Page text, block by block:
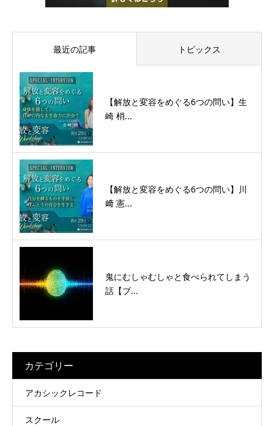
最近の記事 トピックス
【解放と変容をめぐる6つの問い】生
崎 梢...
【解放と変容をめぐる6つの問い】川
﨑 憲...
鬼にむしゃむしゃと食べられてしまう
話【ブ...
カテゴリー
アカシックレコード
スクール